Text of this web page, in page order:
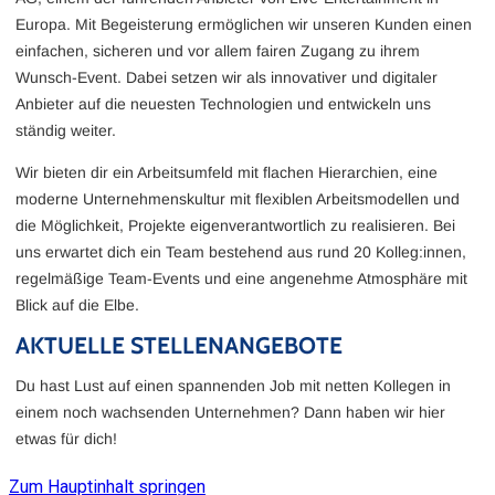
Europa. Mit Begeisterung ermöglichen wir unseren Kunden einen
einfachen, sicheren und vor allem fairen Zugang zu ihrem
Wunsch-Event. Dabei setzen wir als innovativer und digitaler
Anbieter auf die neuesten Technologien und entwickeln uns
ständig weiter.
Wir bieten dir ein Arbeitsumfeld mit flachen Hierarchien, eine
moderne Unternehmenskultur mit flexiblen Arbeitsmodellen und
die Möglichkeit, Projekte eigenverantwortlich zu realisieren. Bei
uns erwartet dich ein Team bestehend aus rund 20 Kolleg:innen,
regelmäßige Team-Events und eine angenehme Atmosphäre mit
Blick auf die Elbe.
AKTUELLE STELLENANGEBOTE
Du hast Lust auf einen spannenden Job mit netten Kollegen in
einem noch wachsenden Unternehmen? Dann haben wir hier
etwas für dich!